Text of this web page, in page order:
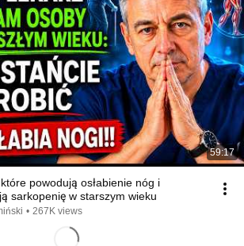
59:17
powodują osłabienie nóg i
sarkopenię w starszym wieku
• 267K views